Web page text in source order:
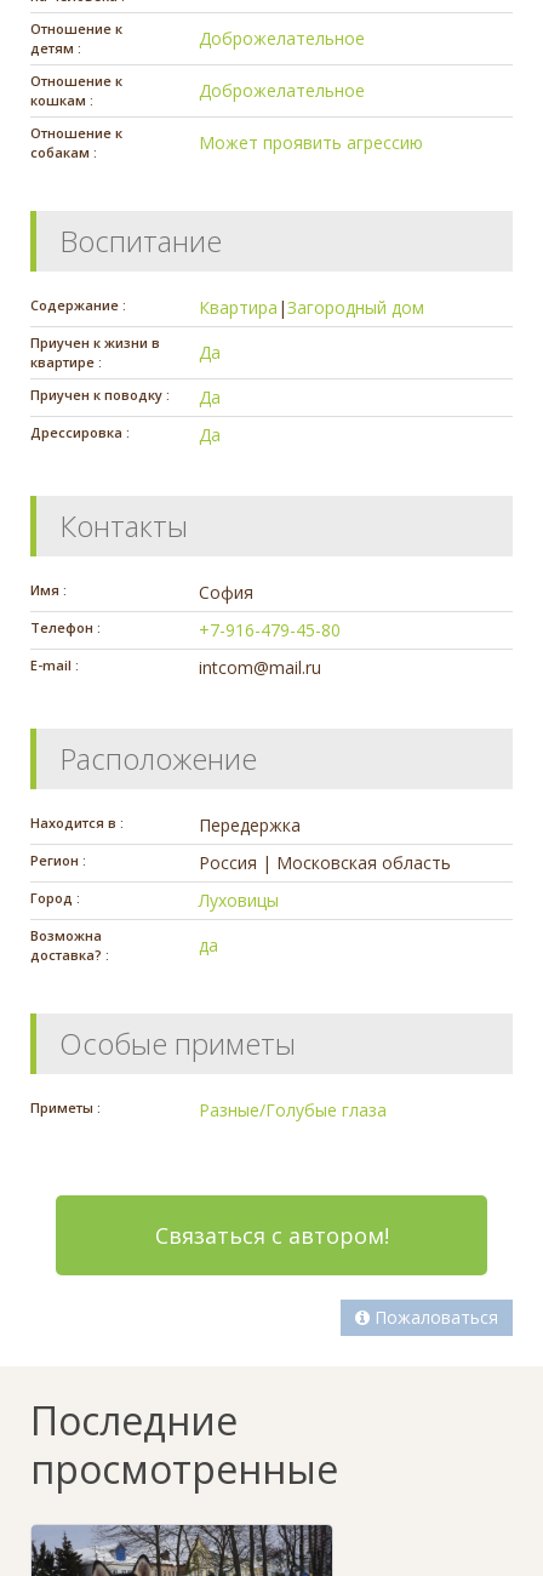
Отношение к
детям :
Доброжелательное
Отношение к
кошкам :
Доброжелательное
Отношение к
собакам :
Может проявить агрессию
Воспитание
Содержание : Квартира |Загородный дом
Приучен к жизни в
квартире :
Да
Приучен к поводку : Да
Дрессировка : Да
Контакты
Имя : София
Телефон : +7-916-479-45-80
E-mail : intcom@mail.ru
Расположение
Находится в : Передержка
Регион : Россия | Московская область
Город : Луховицы
Возможна
доставка? :
да
Особые приметы
Приметы : Разные/Голубые глаза
Связаться с автором!
Пожаловаться
Последние
просмотренные